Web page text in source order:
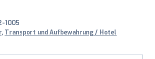
1005
, Transport und Aufbewahrung / Hotel